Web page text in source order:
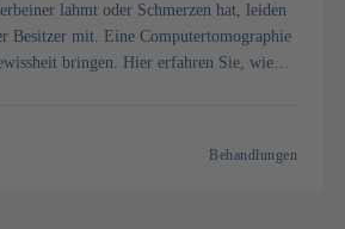
lahmt oder Schmerzen hat, leiden
Besitzer mit. Eine Computertomographie
bringen. Hier erfahren Sie, wie
Behandlungen